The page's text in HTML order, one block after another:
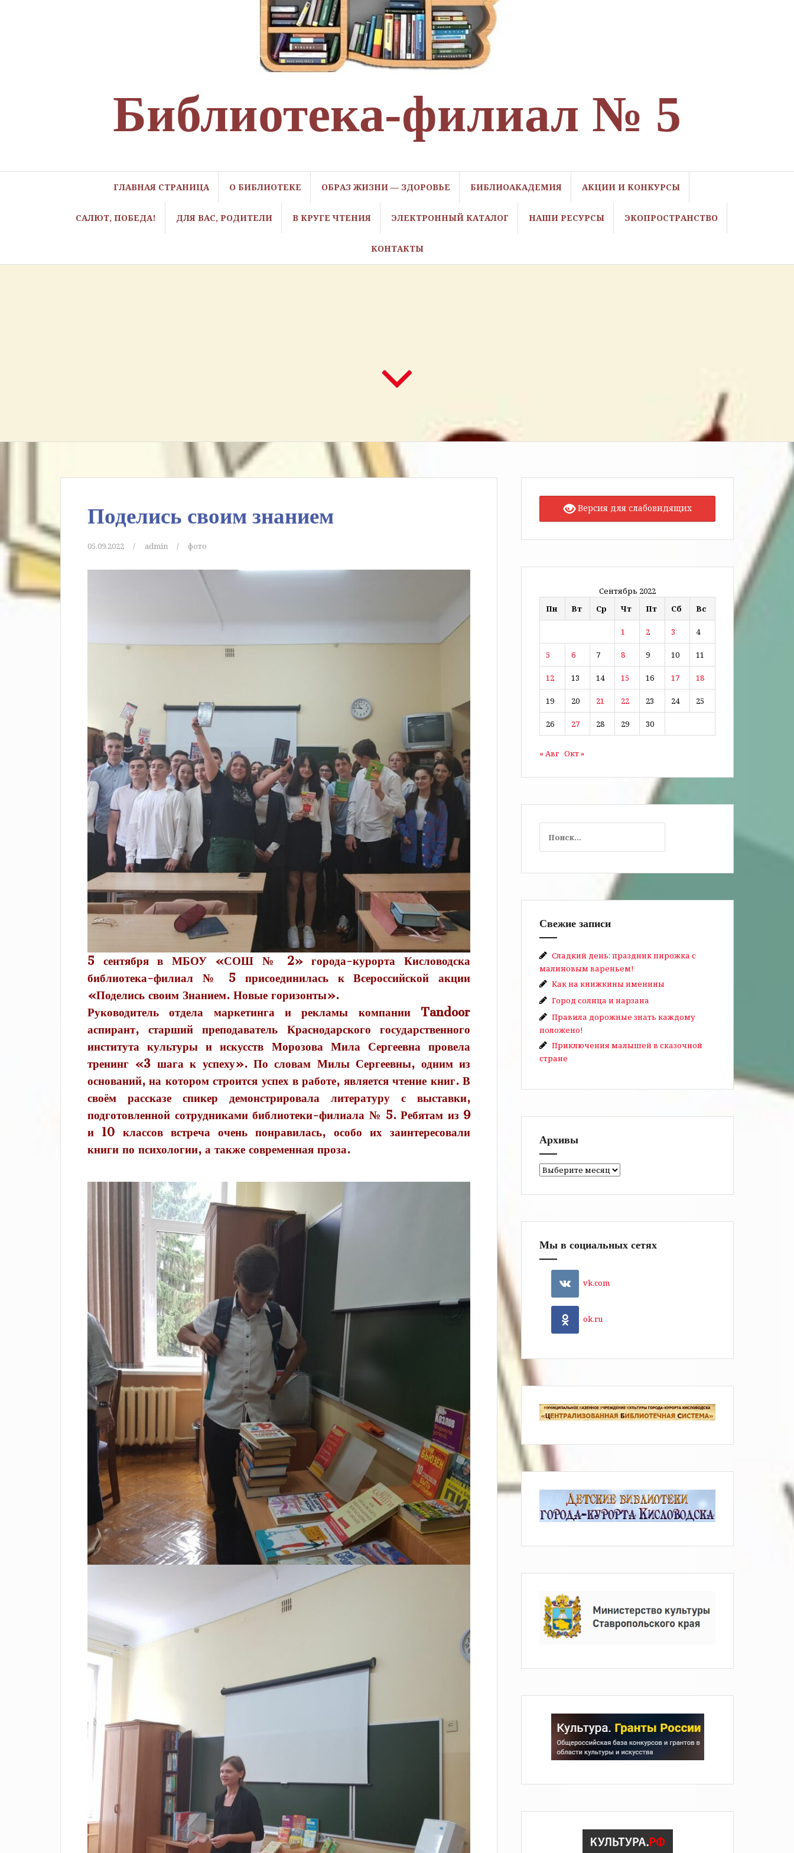
Библиотека-филиал № 5
ГЛАВНАЯ СТРАНИЦА О БИБЛИОТЕКЕ ОБРАЗ ЖИЗНИ — ЗДОРОВЬЕ БИБЛИОАКАДЕМИЯ АКЦИИ И КОНКУРСЫ
САЛЮТ, ПОБЕДА! ДЛЯ ВАС, РОДИТЕЛИ В КРУГЕ ЧТЕНИЯ ЭЛЕКТРОННЫЙ КАТАЛОГ НАШИ РЕСУРСЫ ЭКОПРОСТРАНСТВО
КОНТАКТЫ
Поделись своим знанием
05.09.2022 admin фото
5 сентября в МБОУ «СОШ № 2» города-курорта Кисловодска
библиотека-филиал № 5 присоединилась к Всероссийской акции
«Поделись своим Знанием. Новые горизонты».
Руководитель отдела маркетинга и рекламы компании Tandoor
аспирант, старший преподаватель Краснодарского государственного
института культуры и искусств Морозова Мила Сергеевна провела
тренинг «3 шага к успеху». По словам Милы Сергеевны, одним из
оснований, на котором строится успех в работе, является чтение книг. В
своём рассказе спикер демонстрировала литературу с выставки,
подготовленной сотрудниками библиотеки-филиала № 5. Ребятам из 9
и 10 классов встреча очень понравилась, особо их заинтересовали
книги по психологии, а также современная проза.
Версия для слабовидящих
Сентябрь 2022
Пн
Вт Ср Чт Пт Сб Вс
1 2 3 4
5 6 7 8 9 10 11
12 13 14 15 16 17 18
19 20 21 22 23 24 25
26 27 28 29 30
« Авг Окт »
Свежие записи
Сладкий день: праздник пирожка с
малиновым вареньем!
Как на книжкины именины
Город солнца и нарзана
Правила дорожные знать каждому
положено!
Приключения малышей в сказочной
стране
Архивы
Архивы
Мы в социальных сетях
vk.com
ok.ru